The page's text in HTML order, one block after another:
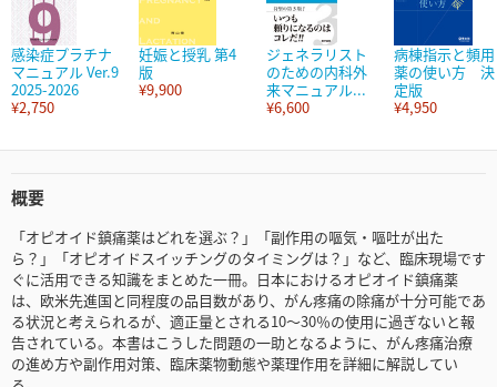
感染症プラチナ
マニュアル Ver.9
2025-2026
¥2,750
妊娠と授乳 第4
版
¥9,900
ジェネラリスト
のための内科外
来マニュアル...
¥6,600
病棟指示と頻用
薬の使い方 決
定版
¥4,950
概要
「オピオイド鎮痛薬はどれを選ぶ？」「副作用の嘔気・嘔吐が出た
ら？」「オピオイドスイッチングのタイミングは？」など、臨床現場です
ぐに活用できる知識をまとめた一冊。日本におけるオピオイド鎮痛薬
は、欧米先進国と同程度の品目数があり、がん疼痛の除痛が十分可能であ
る状況と考えられるが、適正量とされる10～30％の使用に過ぎないと報
告されている。本書はこうした問題の一助となるように、がん疼痛治療
の進め方や副作用対策、臨床薬物動態や薬理作用を詳細に解説してい